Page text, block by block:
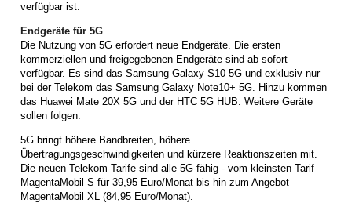
verfügbar ist.
Endgeräte für 5G
Die Nutzung von 5G erfordert neue Endgeräte. Die ersten
kommerziellen und freigegebenen Endgeräte sind ab sofort
verfügbar. Es sind das Samsung Galaxy S10 5G und exklusiv nur
bei der Telekom das Samsung Galaxy Note10+ 5G. Hinzu kommen
das Huawei Mate 20X 5G und der HTC 5G HUB. Weitere Geräte
sollen folgen.
5G bringt höhere Bandbreiten, höhere
Übertragungsgeschwindigkeiten und kürzere Reaktionszeiten mit.
Die neuen Telekom-Tarife sind alle 5G-fähig - vom kleinsten Tarif
MagentaMobil S für 39,95 Euro/Monat bis hin zum Angebot
MagentaMobil XL (84,95 Euro/Monat).